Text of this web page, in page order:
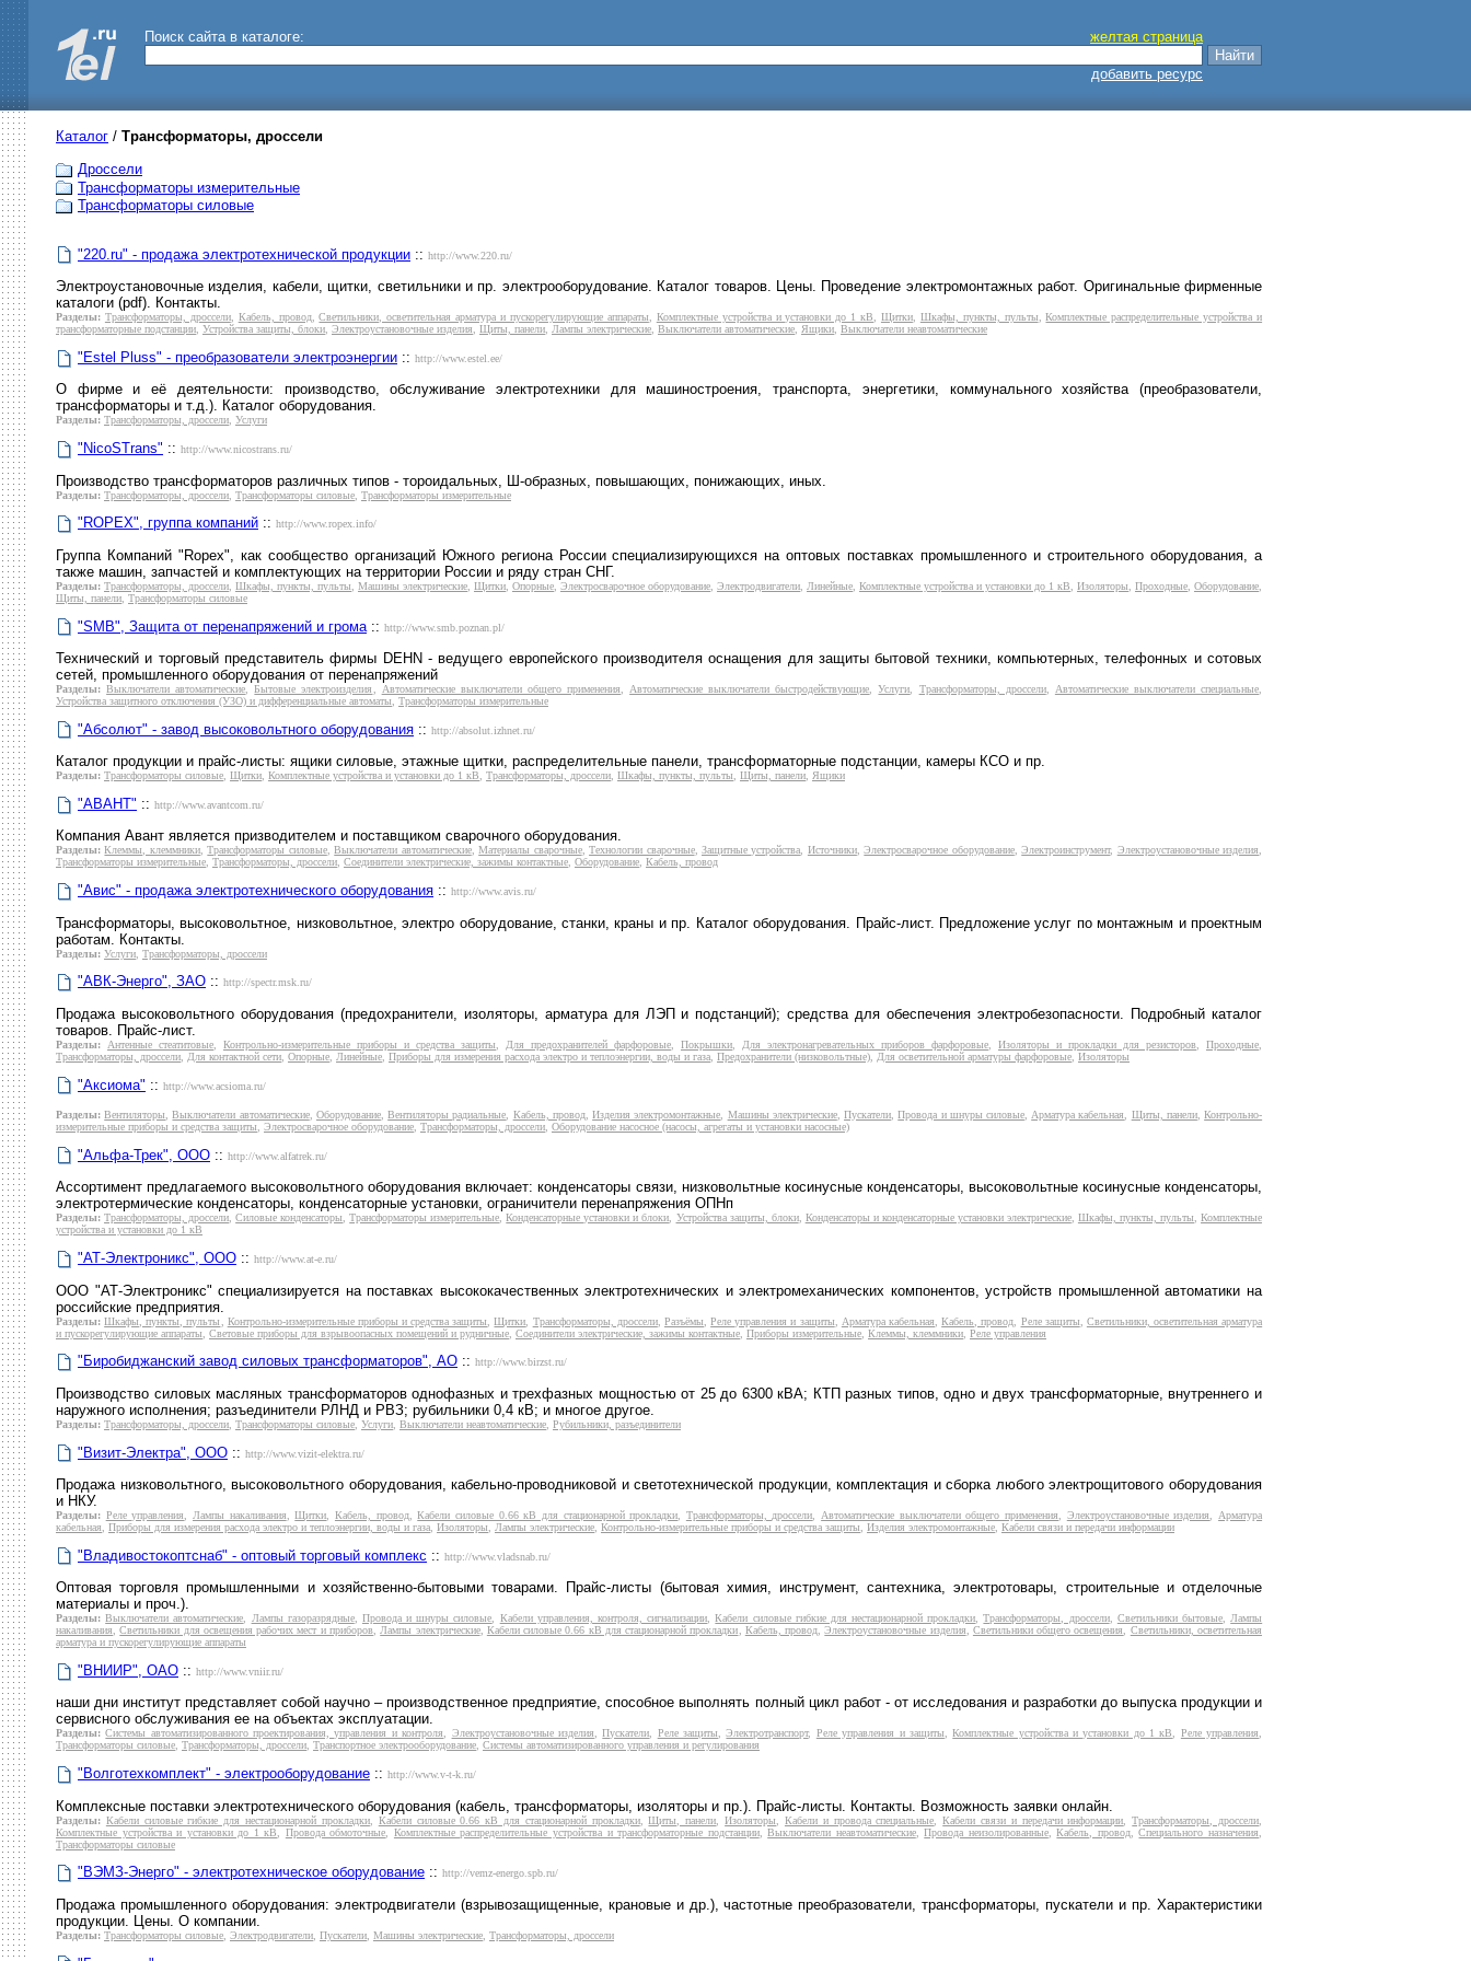
Поиск сайта в каталоге: желтая страница
добавить ресурс
Каталог / Трансформаторы, дроссели
Дроссели
Трансформаторы измерительные
Трансформаторы силовые
"220.ru" - продажа электротехнической продукции :: http://www.220.ru/
Электроустановочные изделия, кабели, щитки, светильники и пр. электрооборудование. Каталог товаров. Цены. Проведение электромонтажных работ. Оригинальные фирменные
каталоги (pdf). Контакты.
Разделы: Трансформаторы, дроссели, Кабель, провод,Светильники, осветительная арматура и пускорегулирующие аппараты Комплектные устройства и установки до 1 кВ Щитки, Шкафы, пункты, пульты ,Комплектные распределительные устройства и
трансформаторные подстанции Устройства защиты, блоки Электроустановочные изделия Щиты, панели Лампы электрические Выключатели автоматические Ящики Выключатели неавтоматические
"Estel Pluss" - преобразователи электроэнергии :: http://www.estel.ee/
О фирме и её деятельности: производство, обслуживание электротехники для машиностроения, транспорта, энергетики, коммунального хозяйства (преобразователи,
трансформаторы и т.д.). Каталог оборудования.
Разделы: Трансформаторы, дроссели, Услуги
"NicoSTrans" :: http://www.nicostrans.ru/
Производство трансформаторов различных типов - тороидальных, Ш-образных, повышающих, понижающих, иных.
Разделы: Трансформаторы, дроссели Трансформаторы силовые Трансформаторы измерительные
"ROPEX", группа компаний :: http://www.ropex.info/
Группа Компаний "Ropex", как сообщество организаций Южного региона России специализирующихся на оптовых поставках промышленного и строительного оборудования, а
также машин, запчастей и комплектующих на территории России и ряду стран СНГ.
Разделы: Трансформаторы, дроссели Шкафы, пункты, пульты Машины электрические Щитки Опорные Электросварочное оборудование Электродвигатели Линейные Комплектные устройства и установки до 1 кВ Изоляторы Проходные Оборудование
Щиты, панели Трансформаторы силовые
"SMB", Защита от перенапряжений и грома :: http://www.smb.poznan.pl/
Технический и торговый представитель фирмы DEHN - ведущего европейского производителя оснащения для защиты бытовой техники, компьютерных, телефонных и сотовых
сетей, промышленного оборудования от перенапряжений
Разделы: Выключатели автоматические ,Бытовые электроизделия Автоматические выключатели общего применения Автоматические выключатели быстродействующие ,Услуги Трансформаторы, дроссели, Автоматические выключатели специальные
Устройства защитного отключения (УЗО) и дифференциальные автоматы
Трансформаторы измерительные
"Абсолют" - завод высоковольтного оборудования :: http://absolut.izhnet.ru/
Каталог продукции и прайс-листы: ящики силовые, этажные щитки, распределительные панели, трансформаторные подстанции, камеры КСО и пр.
Разделы: Трансформаторы силовые Щитки Комплектные устройства и установки до 1 кВ Трансформаторы, дроссели Шкафы, пункты, пульты Щиты, панели Ящики
"АВАНТ" :: http://www.avantcom.ru/
Компания Авант является призводителем и поставщиком сварочного оборудования.
Разделы: Клеммы, клеммники,Трансформаторы силовые,Выключатели автоматические,Материалы сварочные,Технологии сварочные, Защитные устройства, Источники,Электросварочное оборудование,Электроинструмент, Электроустановочные изделия,
Трансформаторы измерительные, Трансформаторы, дроссели, Соединители электрические, зажимы контактные, Оборудование, Кабель, провод
"Авис" - продажа электротехнического оборудования :: http://www.avis.ru/
Трансформаторы, высоковольтное, низковольтное, электро оборудование, станки, краны и пр. Каталог оборудования. Прайс-лист. Предложение услуг по монтажным и проектным
работам. Контакты.
Разделы: Услуги Трансформаторы, дроссели
"АВК-Энерго", ЗАО :: http://spectr.msk.ru/
Продажа высоковольтного оборудования (предохранители, изоляторы, арматура для ЛЭП и подстанций); средства для обеспечения электробезопасности. Подробный каталог
товаров. Прайс-лист.
Разделы: Антенные стеатитовые Контрольно-измерительные приборы и средства защиты Для предохранителей фарфоровые Покрышки Для электронагревательных приборов фарфоровые Изоляторы и прокладки для резисторов Проходные
Трансформаторы, дроссели
Для контактной сети Опорные Линейные Приборы для измерения расхода электро и теплоэнергии, воды и газа Предохранители (низковольтные) Для осветительной арматуры фарфоровые Изоляторы
"Аксиома" :: http://www.acsioma.ru/
Разделы: Вентиляторы ,Выключатели автоматические, Оборудование,Вентиляторы радиальные Кабель, провод,Изделия электромонтажные Машины электрические,Пускатели ,Провода и шнуры силовые, Арматура кабельная Щиты, панели,Контрольно-
измерительные приборы и средства защиты
Электросварочное оборудование Трансформаторы, дроссели Оборудование насосное (насосы, агрегаты и установки насосные)
"Альфа-Трек", ООО :: http://www.alfatrek.ru/
Ассортимент предлагаемого высоковольтного оборудования включает: конденсаторы связи, низковольтные косинусные конденсаторы, высоковольтные косинусные конденсаторы,
электротермические конденсаторы, конденсаторные установки, ограничители перенапряжения ОПНп
Разделы: Трансформаторы, дроссели,Силовые конденсаторы,Трансформаторы измерительные,Конденсаторные установки и блоки, Устройства защиты, блоки, Конденсаторы и конденсаторные установки электрические, Шкафы, пункты, пульты,Комплектные
устройства и установки до 1 кВ
"АТ-Электроникс", ООО :: http://www.at-e.ru/
ООО "АТ-Электроникс" специализируется на поставках высококачественных электротехнических и электромеханических компонентов, устройств промышленной автоматики на
российские предприятия.
Разделы: Шкафы, пункты, пульты Контрольно-измерительные приборы и средства защиты ,Щитки Трансформаторы, дроссели, Разъёмы ,Реле управления и защиты Арматура кабельная ,Кабель, провод Реле защиты
Светильники, осветительная арматура
и пускорегулирующие аппараты
Световые приборы для взрывоопасных помещений и рудничные Соединители электрические, зажимы контактные Приборы измерительные Клеммы, клеммники Реле управления
"Биробиджанский завод силовых трансформаторов", АО :: http://www.birzst.ru/
Производство силовых масляных трансформаторов однофазных и трехфазных мощностью от 25 до 6300 кВА; КТП разных типов, одно и двух трансформаторные, внутреннего и
наружного исполнения; разъединители РЛНД и РВЗ; рубильники 0,4 кВ; и многое другое.
Разделы: Трансформаторы, дроссели Трансформаторы силовые Услуги Выключатели неавтоматические Рубильники, разъединители
"Визит-Электра", ООО :: http://www.vizit-elektra.ru/
Продажа низковольтного, высоковольтного оборудования, кабельно-проводниковой и светотехнической продукции, комплектация и сборка любого электрощитового оборудования
и НКУ.
Разделы: Реле управления Лампы накаливания ,Щитки Кабель, провод,Кабели силовые 0.66 кВ для стационарной прокладки Трансформаторы, дроссели Автоматические выключатели общего применения Электроустановочные изделия
Арматура
кабельная
Приборы для измерения расхода электро и теплоэнергии, воды и газа Изоляторы Лампы электрические Контрольно-измерительные приборы и средства защиты Изделия электромонтажные Кабели связи и передачи информации
"Владивостокоптснаб" - оптовый торговый комплекс :: http://www.vladsnab.ru/
Оптовая торговля промышленными и хозяйственно-бытовыми товарами. Прайс-листы (бытовая химия, инструмент, сантехника, электротовары, строительные и отделочные
материалы и проч.).
Разделы: Выключатели автоматические Лампы газоразрядные, Провода и шнуры силовые Кабели управления, контроля, сигнализации ,Кабели силовые гибкие для нестационарной прокладки ,Трансформаторы, дроссели, Светильники бытовые
Лампы
накаливания ,Светильники для освещения рабочих мест и приборов, Лампы электрические, Кабели силовые 0.66 кВ для стационарной прокладки Кабель, провод ,Электроустановочные изделия Светильники общего освещения
Светильники, осветительная
арматура и пускорегулирующие аппараты
"ВНИИР", ОАО :: http://www.vniir.ru/
наши дни институт представляет собой научно – производственное предприятие, способное выполнять полный цикл работ - от исследования и разработки до выпуска продукции и
сервисного обслуживания ее на объектах эксплуатации.
Разделы: Системы автоматизированного проектирования, управления и контроля, Электроустановочные изделия,Пускатели, Реле защиты,Электротранспорт, Реле управления и защиты,Комплектные устройства и установки до 1 кВ, Реле управления,
Трансформаторы силовые, Трансформаторы, дроссели, Транспортное электрооборудование, Системы автоматизированного управления и регулирования
"Волготехкомплект" - электрооборудование :: http://www.v-t-k.ru/
Комплексные поставки электротехнического оборудования (кабель, трансформаторы, изоляторы и пр.). Прайс-листы. Контакты. Возможность заявки онлайн.
Разделы: Кабели силовые гибкие для нестационарной прокладки, Кабели силовые 0.66 кВ для стационарной прокладки,Щиты, панели ,Изоляторы Кабели и провода специальные ,Кабели связи и передачи информации ,Трансформаторы, дроссели
Комплектные устройства и установки до 1 кВ
Провода обмоточные Комплектные распределительные устройства и трансформаторные подстанции,Выключатели неавтоматические,Провода неизолированные,Кабель, провод,Специального назначения
Трансформаторы силовые
"ВЭМЗ-Энерго" - электротехническое оборудование :: http://vemz-energo.spb.ru/
Продажа промышленного оборудования: электродвигатели (взрывозащищенные, крановые и др.), частотные преобразователи, трансформаторы, пускатели и пр. Характеристики
продукции. Цены. О компании.
Разделы: Трансформаторы силовые Электродвигатели Пускатели Машины электрические Трансформаторы, дроссели